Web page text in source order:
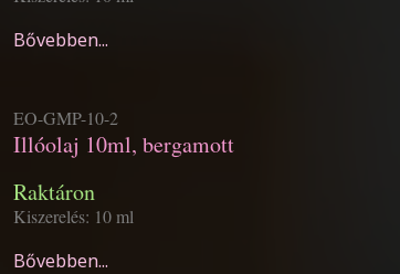
Bővebben...
EO-GMP-10-2
Illóolaj 10ml, bergamott
Raktáron
Kiszerelés: 10 ml
Bővebben...